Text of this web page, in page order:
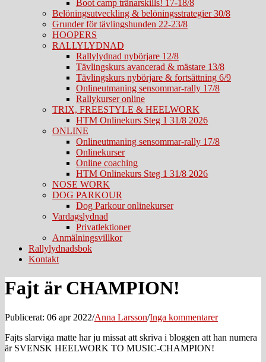
Boot camp tränarskills! 17-18/8
Belöningsutveckling & belöningsstrategier 30/8
Grunder för tävlingshunden 22-23/8
HOOPERS
RALLYLYDNAD
Rallylydnad nybörjare 12/8
Tävlingskurs avancerad & mästare 13/8
Tävlingskurs nybörjare & fortsättning 6/9
Onlineutmaning sensommar-rally 17/8
Rallykurser online
TRIX, FREESTYLE & HEELWORK
HTM Onlinekurs Steg 1 31/8 2026
ONLINE
Onlineutmaning sensommar-rally 17/8
Onlinekurser
Online coaching
HTM Onlinekurs Steg 1 31/8 2026
NOSE WORK
DOG PARKOUR
Dog Parkour onlinekurser
Vardagslydnad
Privatlektioner
Anmälningsvillkor
Rallylydnadsbok
Kontakt
Fajt är CHAMPION!
Publicerat: 06 apr 2022/Anna Larsson/Inga kommentarer
Fajts slarviga matte har ju missat att skriva i bloggen att han numera
är SVENSK HEELWORK TO MUSIC-CHAMPION!